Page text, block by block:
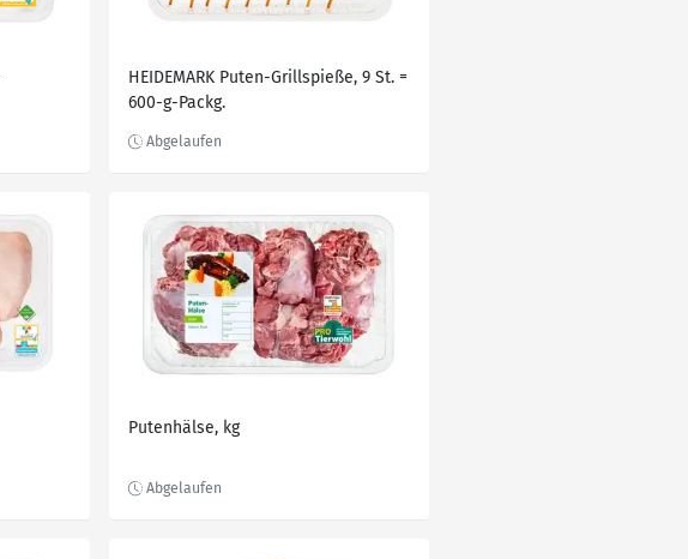
HEIDEMARK Puten-Grillspieße, 9 St. =
600-g-Packg.
Putenhälse, kg